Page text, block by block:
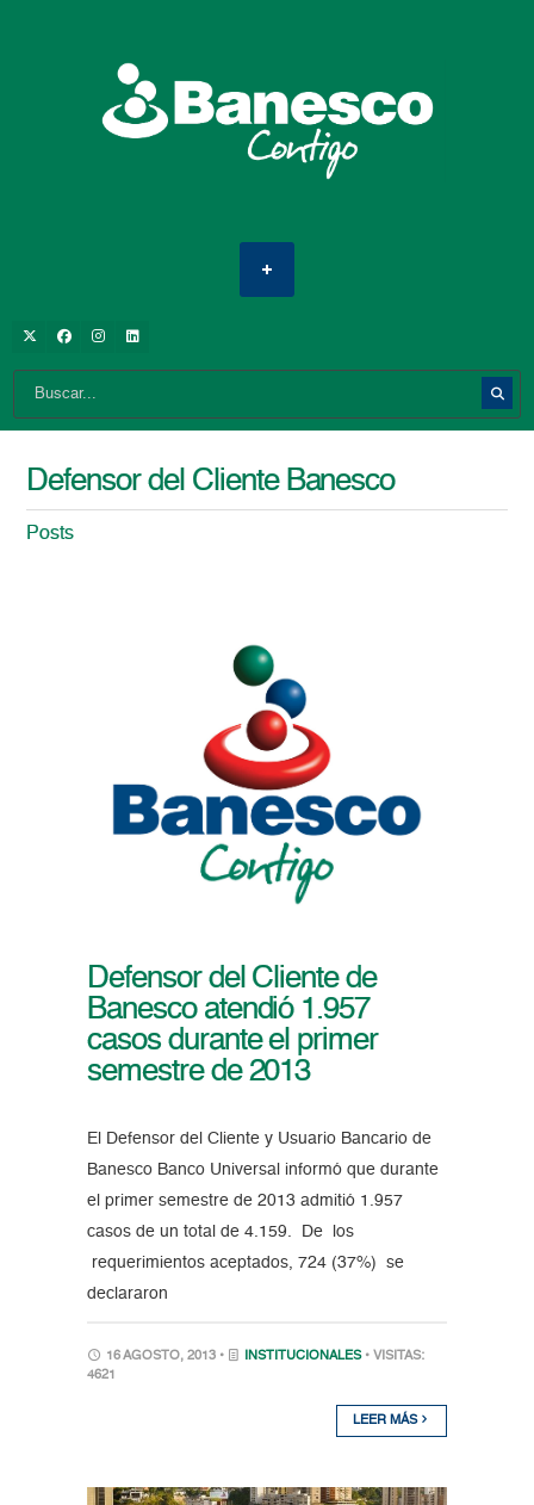
Defensor del Cliente Banesco
Posts
Defensor del Cliente de
Banesco atendió 1.957
casos durante el primer
semestre de 2013
El Defensor del Cliente y Usuario Bancario de
Banesco Banco Universal informó que durante
el primer semestre de 2013 admitió 1.957
casos de un total de 4.159. De los
requerimientos aceptados, 724 (37%) se
declararon
16 AGOSTO, 2013 • INSTITUCIONALES • VISITAS:
4621
LEER MÁS